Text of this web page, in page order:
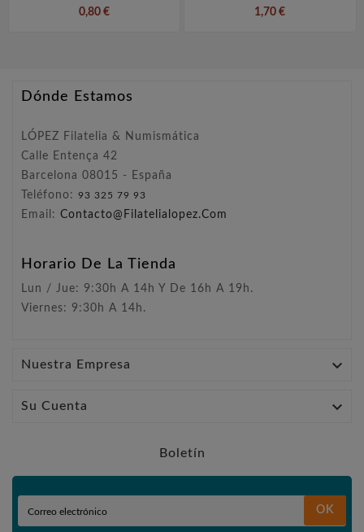
0,80 €
1,70 €
Dónde Estamos
LÓPEZ Filatelia & Numismática
Calle Entença 42
Barcelona 08015 - España
Teléfono: 93 325 79 93
Email: Contacto@filatelialopez.com
Horario De La Tienda
Lun / Jue: 9:30h A 14h Y De 16h A 19h.
Viernes: 9:30h A 14h.
Nuestra Empresa 
Su Cuenta 
Boletín
OK